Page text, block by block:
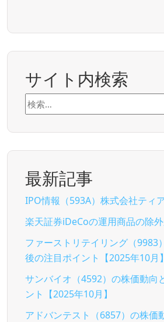
サイト内検索
検
索:
最新記事
IPO情報（593A）株式会社ティ
楽天証券iDeCoの運用商品の除
ファーストリテイリング（9983
後の注目ポイント【2025年10月】
サンバイオ（4592）の株価動向
ント【2025年10月】
アドバンテスト（6857）の株価